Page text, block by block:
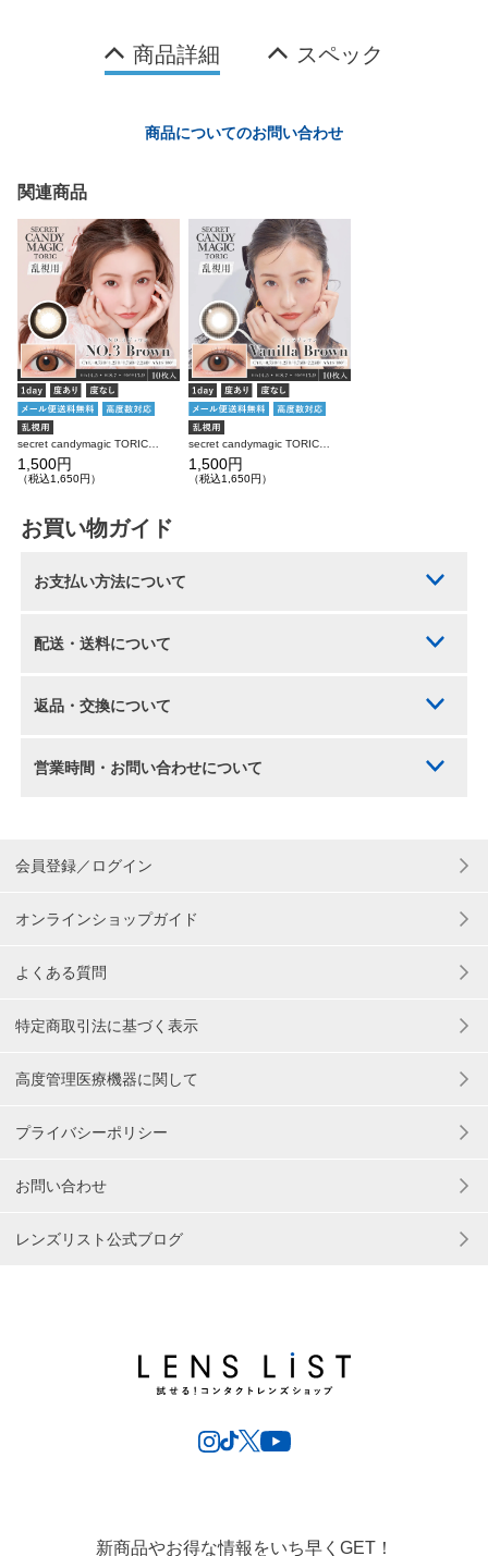
商品詳細 スペック
商品についてのお問い合わせ
関連商品
1,500円
（税込1,650円）
1,500円
（税込1,650円）
お買い物ガイド
お支払い方法について
配送・送料について
返品・交換について
営業時間・お問い合わせについて
会員登録／ログイン
オンラインショップガイド
よくある質問
特定商取引法に基づく表示
高度管理医療機器に関して
プライバシーポリシー
お問い合わせ
レンズリスト公式ブログ
新商品やお得な情報をいち早くGET！